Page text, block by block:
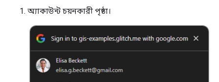
অ্যাকাউন্ট চয়নকারী পৃষ্ঠা।